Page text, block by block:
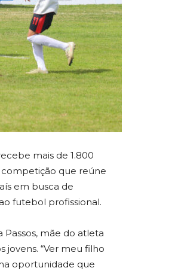
mais de 1.800
competição que reúne
em busca de
futebol profissional.
Passos, mãe do atleta
“Ver meu filho
oportunidade que